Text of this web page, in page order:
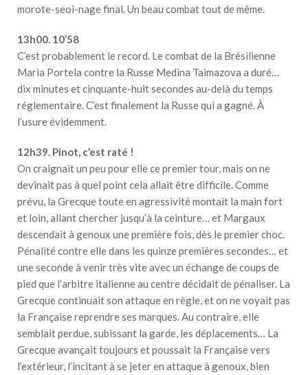
morote-seoi-nage final. Un beau combat tout de même.
13h00. 10’58
C’est probablement le record. Le combat de la Brésilienne
Maria Portela contre la Russe Medina Taimazova a duré…
dix minutes et cinquante-huit secondes au-delà du temps
réglementaire. C’est finalement la Russe qui a gagné. À
l’usure évidemment.
12h39. Pinot, c’est raté !
On craignait un peu pour elle ce premier tour, mais on ne
devinait pas à quel point cela allait être difficile. Comme
prévu, la Grecque toute en agressivité montait la main fort
et loin, allant chercher jusqu’à la ceinture… et Margaux
descendait à genoux une première fois, dès le premier choc.
Pénalité contre elle dans les quinze premières secondes… et
une seconde à venir très vite avec un échange de coups de
pied que l’arbitre italienne au centre décidait de pénaliser. La
Grecque continuait son attaque en règle, et on ne voyait pas
la Française reprendre ses marques. Au contraire, elle
semblait perdue, subissant la garde, les déplacements… La
Grecque avançait toujours et poussait la Française vers
l’extérieur, l’incitant à se jeter en attaque à genoux, bien